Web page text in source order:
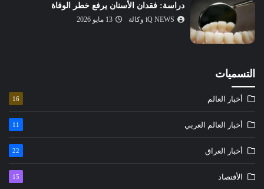
دراسة: فقدان الأسنان يرفع خطر الوفاة
iQ NEWS وكالة 13 مايو 2026
التسميات
أخبار العالم 16
أخبار العالم العربي 11
أخبار العراق 22
الأقتصاد 15